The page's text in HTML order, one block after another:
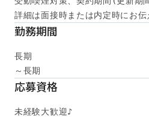
詳細は面接時または内定時にお伝
勤務期間
長期
～長期
応募資格
未経験大歓迎♪